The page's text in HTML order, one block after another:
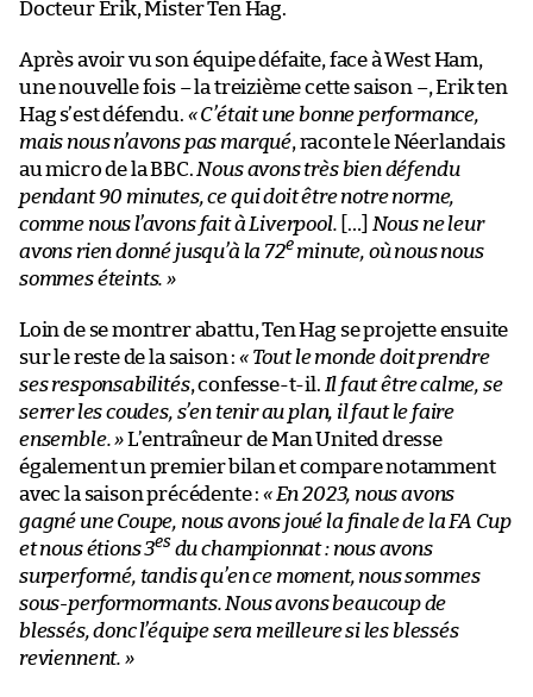
Docteur Erik, Mister Ten Hag.
Après avoir vu son équipe défaite, face à West Ham,
une nouvelle fois – la treizième cette saison –, Erik ten
Hag s’est défendu. «C’était une bonne performance,
mais nous n’avons pas marqué, raconte le Néerlandais
au micro de la BBC. Nous avons très bien défendu
pendant 90 minutes, ce qui doit être notre norme,
comme nous l’avons fait à Liverpool. […] Nous ne leur
avons rien donné jusqu’à la 72eminute, où nous nous
sommes éteints.»
Loin de se montrer abattu, Ten Hag se projette ensuite
sur le reste de la saison : « Tout le monde doit prendre
ses responsabilités, confesse-t-il. Il faut être calme, se
serrer les coudes, s’en tenir au plan, il faut le faire
ensemble.»L’entraîneur de Man United dresse
également un premier bilan et compare notamment
avec la saison précédente : « En 2023, nous avons
gagné une Coupe, nous avons joué la finale de la FA Cup
et nous étions 3es du championnat : nous avons
surperformé, tandis qu’en ce moment, nous sommes
sous-performormants. Nous avons beaucoup de
blessés, donc l’équipe sera meilleure si les blessés
reviennent. »